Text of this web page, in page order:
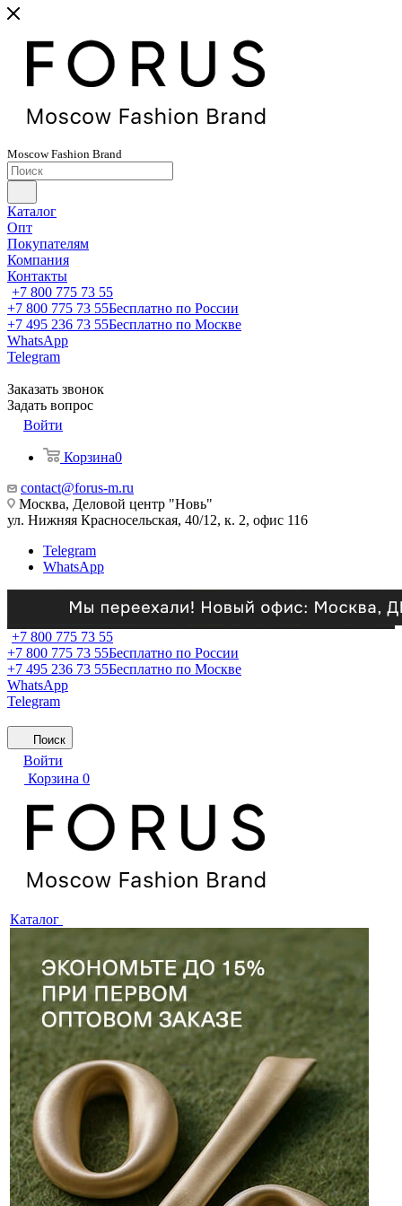
MoscowFashion Brand
Каталог
Опт
Покупателям
Компания
Контакты
+7 800 775 73 55
+7 800 775 73 55Бесплатно по России
+7 495 236 73 55Бесплатно по Москве
WhatsApp
Telegram
Заказать звонок
Задать вопрос
Войти
Корзина0
contact@forus-m.ru
Москва, Деловой центр "Новь"
ул. Нижняя Красносельская, 40/12, к. 2, офис 116
Telegram
WhatsApp
+7 800 775 73 55
+7 800 775 73 55Бесплатно по России
+7 495 236 73 55Бесплатно по Москве
WhatsApp
Telegram
Поиск
Войти
Корзина 0
Каталог